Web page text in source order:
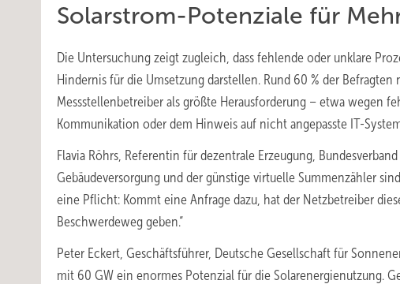
Solarstrom-Potenziale für
Die Untersuchung zeigt zugleich, dass fehlende oder unklare
Hindernis für die Umsetzung darstellen. Rund 60 % der
Messstellenbetreiber als größte Herausforderung – etwa wegen
Kommunikation oder dem Hinweis auf nicht angepasste IT-
Flavia Röhrs, Referentin für dezentrale Erzeugung,
Gebäudeversorgung und der günstige virtuelle Summenzähler
eine Pflicht: Kommt eine Anfrage dazu, hat der Netzbetreiber
Beschwerdeweg geben.“
Peter Eckert, Geschäftsführer, Deutsche Gesellschaft für
mit 60 GW ein enormes Potenzial für die Solarenergienutzung.